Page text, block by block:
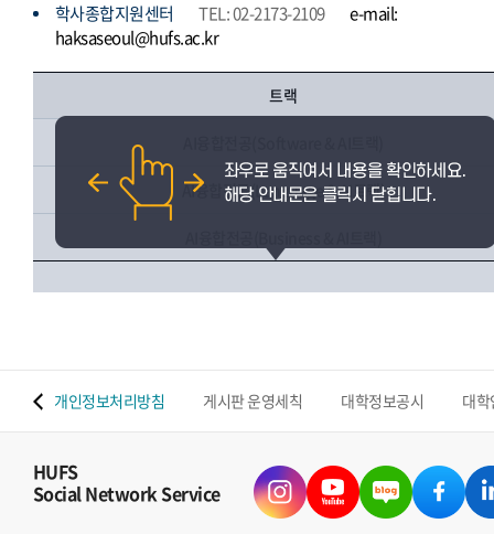
학사종합지원센터
TEL: 02-2173-2109
e-mail:
haksaseoul@hufs.ac.kr
트랙
AI융합전공(Language & AI트랙)
개인정보처리방침 게시판 운영세칙 대학정보공시 대
HUFS
Social Network Service